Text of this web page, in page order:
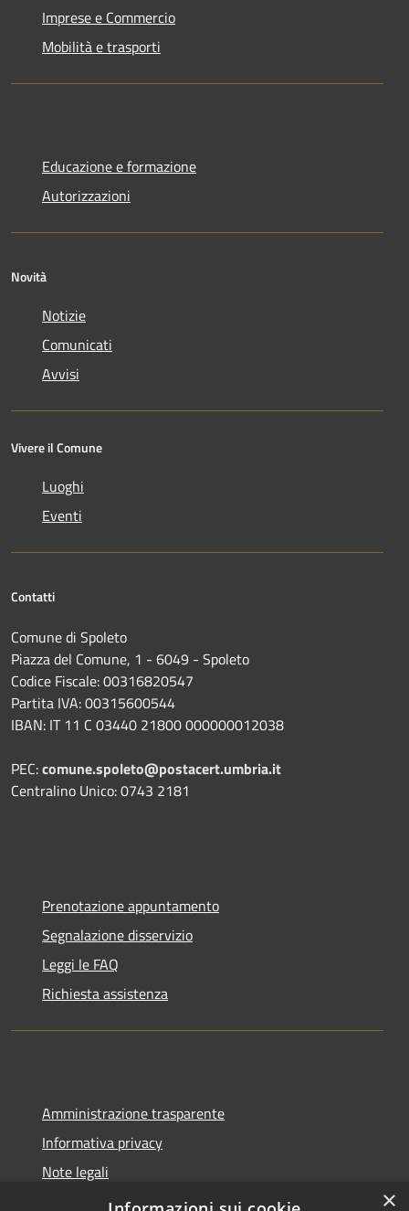
Imprese e Commercio
Mobilità e trasporti
Educazione e formazione
Autorizzazioni
Novità
Notizie
Comunicati
Avvisi
Vivere il Comune
Luoghi
Eventi
Contatti
Comune di Spoleto
Piazza del Comune, 1 - 6049 - Spoleto
Codice Fiscale: 00316820547
Partita IVA: 00315600544
IBAN: IT 11 C 03440 21800 000000012038
PEC:comune.spoleto@postacert.umbria.it
Centralino Unico: 0743 2181
Prenotazione appuntamento
Segnalazione disservizio
Leggi le FAQ
Richiesta assistenza
Amministrazione trasparente
Informativa privacy
Note legali
Dichiarazione di accessibilità
×